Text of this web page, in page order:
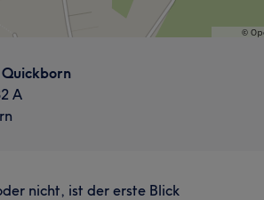
A
nicht, ist der erste Blick